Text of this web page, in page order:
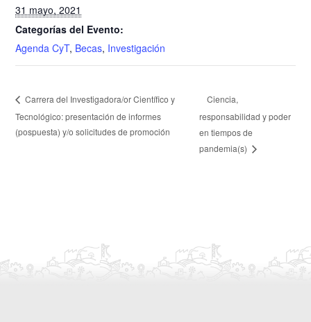
31 mayo, 2021
Categorías del Evento:
Agenda CyT, Becas, Investigación
Carrera del Investigadora/or Científico y
Tecnológico: presentación de informes
(pospuesta) y/o solicitudes de promoción
Ciencia,
responsabilidad y poder
en tiempos de
pandemia(s)